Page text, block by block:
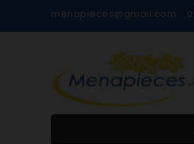
menapieces@gmail.com